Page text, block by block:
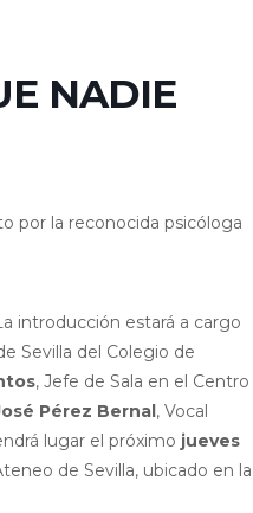
NADIE
por la reconocida psicóloga
introducción estará a cargo
Sevilla del Colegio de
, Jefe de Sala en el Centro
Pérez Bernal, Vocal
lugar el próximo jueves
de Sevilla, ubicado en la